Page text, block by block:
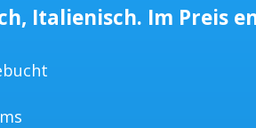
Italienisch. Im Preis